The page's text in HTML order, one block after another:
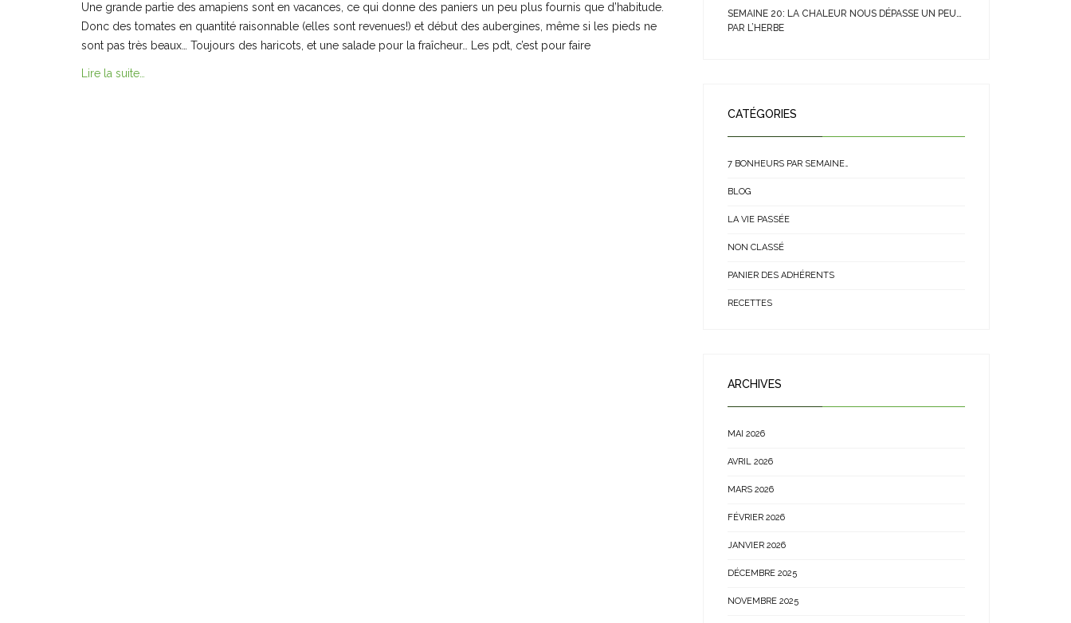
Une grande partie des amapiens sont en vacances, ce qui donne des paniers un peu plus fournis que d’habitude.
Donc des tomates en quantité raisonnable (elles sont revenues!) et début des aubergines, même si les pieds ne
sont pas très beaux… Toujours des haricots, et une salade pour la fraîcheur… Les pdt, c’est pour faire
Lire la suite…
SEMAINE 20: LA CHALEUR NOUS DÉPASSE UN PEU…
PAR L’HERBE
CATÉGORIES
7 BONHEURS PAR SEMAINE…
BLOG
LA VIE PASSÉE
NON CLASSÉ
PANIER DES ADHÉRENTS
RECETTES
ARCHIVES
MAI 2026
AVRIL 2026
MARS 2026
FÉVRIER 2026
JANVIER 2026
DÉCEMBRE 2025
NOVEMBRE 2025